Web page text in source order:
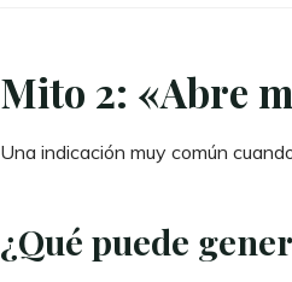
Mito 2: «Abre
Una indicación muy común
¿Qué puede